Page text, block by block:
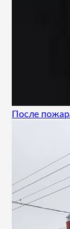
После